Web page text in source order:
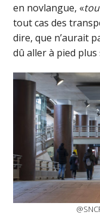
en novlangue, «
tout cas des
dire, que n’aurait
dû aller à pied